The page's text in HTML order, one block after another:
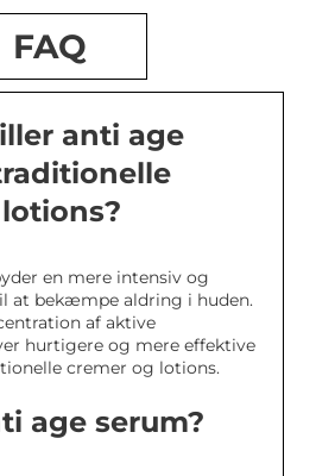
FAQ
anti age
en mere intensiv og
at bekæmpe aldring i huden.
af aktive
hurtigere og mere effektive
cremer og lotions.
age serum?